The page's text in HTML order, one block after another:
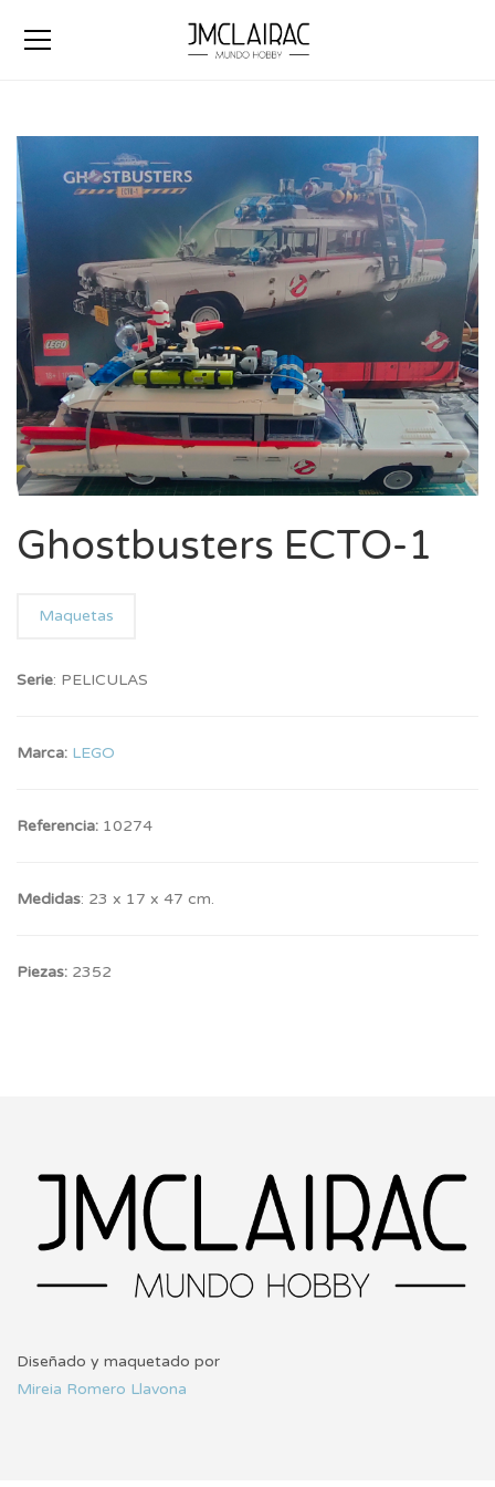
Ghostbusters ECTO-1
Maquetas
Serie: PELICULAS
Marca: LEGO
Referencia: 10274
Medidas: 23 x 17 x 47 cm.
Piezas: 2352
Diseñado y maquetado por
Mireia Romero Llavona